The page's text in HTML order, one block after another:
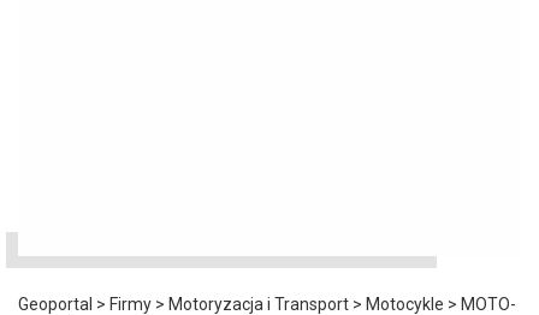
Geoportal > Firmy > Motoryzacja i Transport > Motocykle > MOTO-